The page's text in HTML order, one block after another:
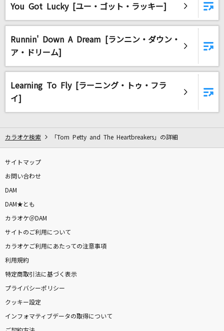
BLUE SKY COMPLEX
もっと見る
DAMに会員登録・ログインして
You Got Lucky [ユー・ゴット・ラッキー]
Runnin' Down A Dream [ランニン・ダウン・
ア・ドリーム]
Learning To Fly [ラーニング・トゥ・フラ
イ]
カラオケ検索 「Tom Petty and The Heartbreakers」の詳細
サイトマップ
お問い合わせ
DAM
DAM★とも
カラオケ＠DAM
サイトのご利用について
カラオケご利用にあたっての注意事項
利用規約
特定商取引法に基づく表示
プライバシーポリシー
クッキー設定
インフォマティブデータの取得について